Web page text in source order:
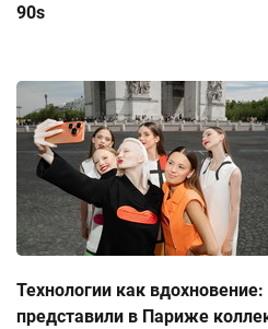
90s
Технологии как
представили в Париже